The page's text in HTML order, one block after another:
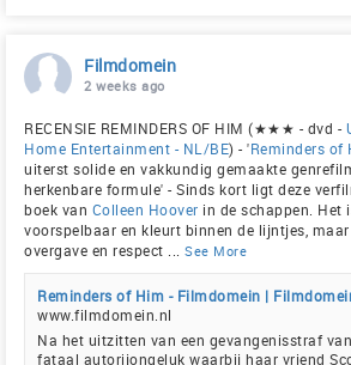
Filmdomein
2 weeks ago
RECENSIE REMINDERS OF HIM (★★★ - dvd -
Home Entertainment - NL/BE) - 'Reminders of
uiterst solide en vakkundig gemaakte
herkenbare formule' - Sinds kort ligt deze
boek van Colleen Hoover in de schappen. Het
voorspelbaar en kleurt binnen de lijntjes,
overgave en respect
See More
Reminders of Him - Filmdomein |
www.filmdomein.nl
Na het uitzitten van een gevangenisstraf
fataal autorijongeluk waarbij haar vriend